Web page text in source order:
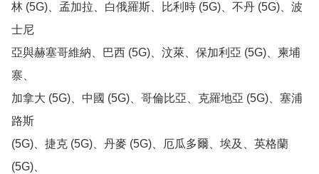
林 (5G)、孟加拉、白俄羅斯、比利時 (5G)、不丹 (5G)、波
士尼
亞與赫塞哥維納、巴西 (5G)、汶萊、保加利亞 (5G)、柬埔
寨、
加拿大 (5G)、中國 (5G)、哥倫比亞、克羅地亞 (5G)、塞浦
路斯
(5G)、捷克 (5G)、丹麥 (5G)、厄瓜多爾、埃及、英格蘭
(5G)、